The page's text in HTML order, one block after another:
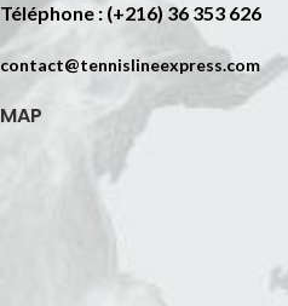
Téléphone : (+216) 36 353 626
contact@tennislineexpress.com
MAP